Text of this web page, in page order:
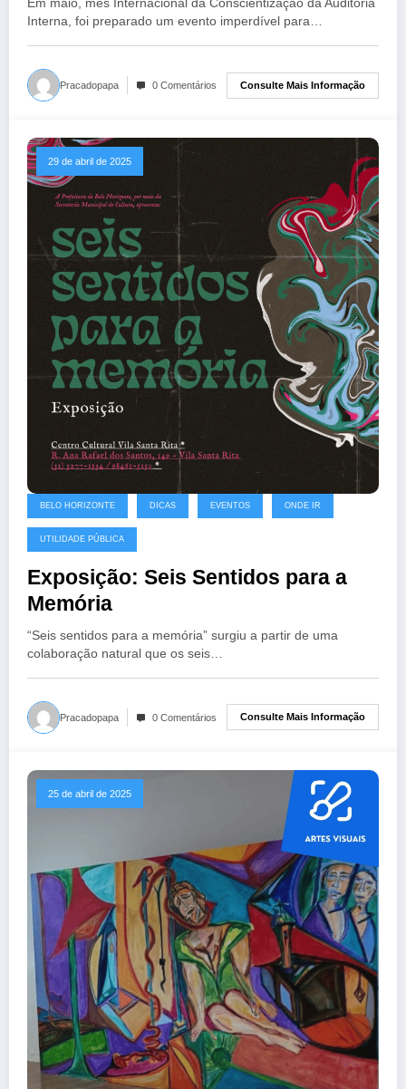
Em maio, mês Internacional da Conscientização da Auditoria
Interna, foi preparado um evento imperdível para…
Pracadopapa 0 Comentários Consulte Mais Informação
29 de abril de 2025
BELO HORIZONTE DICAS EVENTOS ONDE IR
UTILIDADE PÚBLICA
Exposição: Seis Sentidos para a
Memória
“Seis sentidos para a memória” surgiu a partir de uma
colaboração natural que os seis…
Pracadopapa 0 Comentários Consulte Mais Informação
25 de abril de 2025